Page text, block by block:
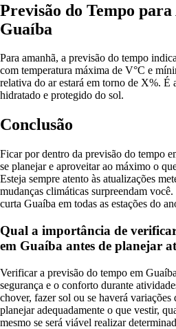
Previsão do Tempo
Guaíba
Para amanhã, a previsão do tempo
com temperatura máxima de V°C e
relativa do ar estará em torno de X%. É
hidratado e protegido do sol.
Conclusão
Ficar por dentro da previsão do tempo
se planejar e aproveitar ao máximo o
Esteja sempre atento às atualizações
mudanças climáticas surpreendam
curta Guaíba em todas as estações do
Qual a importância de
em Guaíba antes de planejar
Verificar a previsão do tempo em
segurança e o conforto durante
chover, fazer sol ou se haverá variações
planejar adequadamente o que vestir,
mesmo se será viável realizar